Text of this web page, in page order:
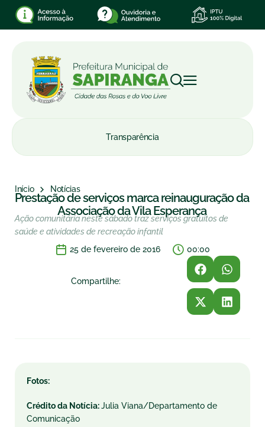
Transparência
Início Notícias
Prestação de serviços marca reinauguração da
Associação da Vila Esperança
Ação comunitária neste sábado traz serviços gratuitos de
saúde e atividades de recreação infantil
25 de fevereiro de 2016
00:00
Compartilhe:
Fotos:
Crédito da Notícia:Julia Viana/Departamento de
Comunicação